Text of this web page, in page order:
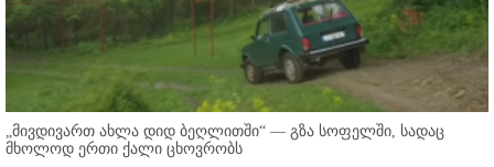
„მივდივართ ახლა დიდ ბეღლითში“ — გზა სოფელში, სადაც
მხოლოდ ერთი ქალი ცხოვრობს